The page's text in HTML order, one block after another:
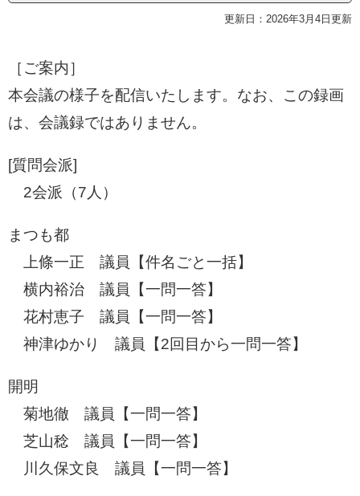
更新日：2026年3月4日更新
［ご案内］
本会議の様子を配信いたします。なお、この録画
は、会議録ではありません。
[質問会派]
2会派（7人）
まつも都
​ 上條一正 議員【件名ごと一括】
横内裕治 議員【一問一答】
​ 花村恵子 議員【一問一答】
神津ゆかり 議員【2回目から一問一答】
開明
菊地徹 議員【一問一答】
芝山稔 議員【一問一答】
川久保文良 議員【一問一答】